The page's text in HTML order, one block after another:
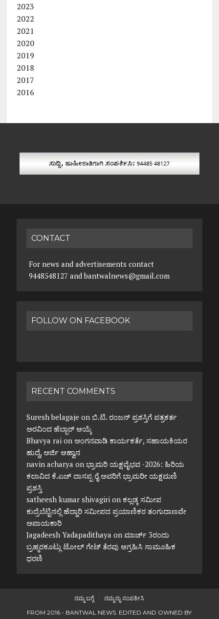
2023
2022
2021
2020
2019
2018
2017
2016
CONTACT
For news and advertisements contact
9448548127 and bantwalnews@gmail.com
FOLLOW ON FACEBOOK
RECENT COMMENTS
Suresh belagaje on ಬಿ.ಟಿ. ರಂಜನ್ ಪ್ರಶಸ್ತಿಗೆ ಪತ್ರಕರ್ತ
ಅರವಿಂದ ಹೆಬ್ಬಾರ್ ಆಯ್ಕೆ
Bhavya raion ಅಂಗನವಾಡಿ ಕಾರ್ಯಕರ್ತೆ, ಸಹಾಯಕಿಯರ
ಹುದ್ದೆ, ಅರ್ಜಿ ಆಹ್ವಾನ
navin acharya on ಭ್ರಾಮರಿ ಯಕ್ಷವೈಭವ -2026: ಹಿರಿಯ
ಕಲಾವಿದ ಕೆ.ಎಚ್ ದಾಸಪ್ಪ ರೈ ಅವರಿಗೆ ಭ್ರಾಮರೀ ಯಕ್ಷಮಣಿ
ಪ್ರಶಸ್ತಿ
satheesh kumar shivagirion ಕಲ್ಲಡ್ಕ ಸಮೀಪ
ಕುದ್ರೆಬೆಟ್ಟಿನಲ್ಲಿ ಹೆದ್ದಾರಿ ಸಮೀಪದ ಪ್ರಯಾಣಿಕರ ತಂಗುದಾಣವೇ
ಅಪಾಯಕಾರಿ
Jagadeesh Yadapadithaya on ಮಾರ್ಚ್ 3ರಂದು
ಬ್ರಹ್ಮರಕೂಟ್ಲು ಟೋಲ್ ಗೇಟ್ ತೆರವು ಆಗ್ರಹಿಸಿ ಸಾಮೂಹಿಕ
ಧರಣಿ
ನಮ್ಮ ಬಗ್ಗೆ
ನಮ್ಮನ್ನು ಸಂಪರ್ಕಿಸಿ
FROM 2016 - BANTWAL NEWS. EDITED AND OWNED BY